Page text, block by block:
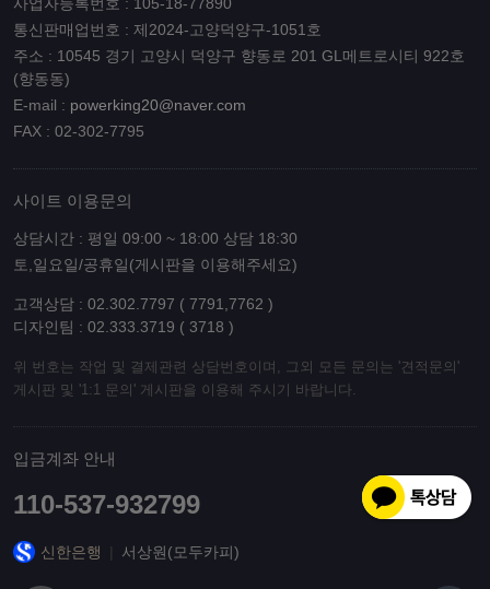
사업자등록번호 : 105-18-77890
통신판매업번호 : 제2024-고양덕양구-1051호
주소 : 10545 경기 고양시 덕양구 향동로 201 GL메트로시티 922호
(향동동)
E-mail : powerking20@naver.com
FAX : 02-302-7795
사이트 이용문의
상담시간 : 평일 09:00 ~ 18:00 상담 18:30
토,일요일/공휴일(게시판을 이용해주세요)
고객상담 : 02.302.7797 ( 7791,7762 )
디자인팀 : 02.333.3719 ( 3718 )
위 번호는 작업 및 결제관련 상담번호이며, 그외 모든 문의는 '견적문의'
게시판 및 '1:1 문의' 게시판을 이용해 주시기 바랍니다.
입금계좌 안내
110-537-932799
신한은행 서상원(모두카피)